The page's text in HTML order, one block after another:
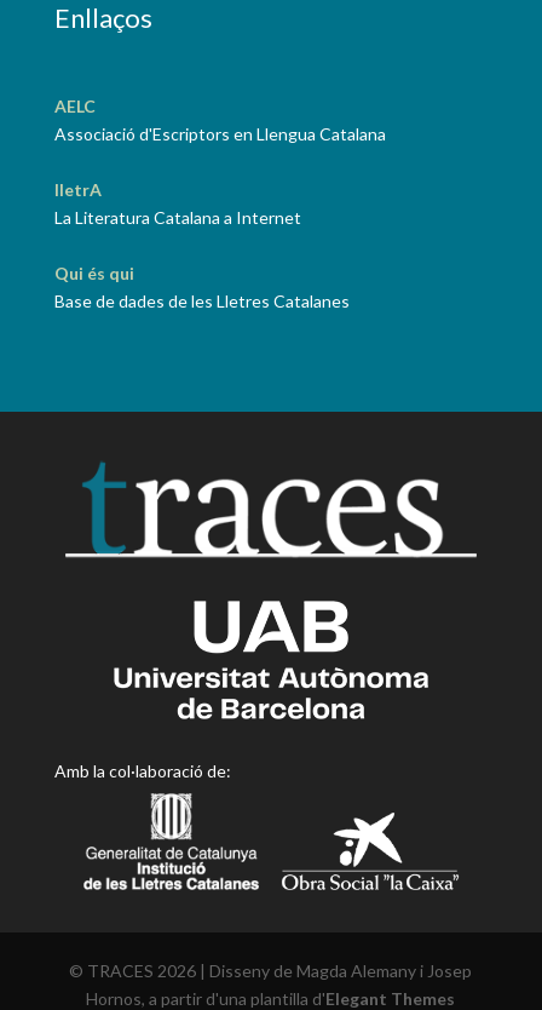
Enllaços
AELC
Associació d'Escriptors en Llengua Catalana
lletrA
La Literatura Catalana a Internet
Qui és qui
Base de dades de les Lletres Catalanes
Amb la col·laboració de:
© TRACES 2026 | Disseny de Magda Alemany i Josep
Hornos, a partir d'una plantilla d'Elegant Themes